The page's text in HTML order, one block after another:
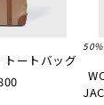
トートバッグ